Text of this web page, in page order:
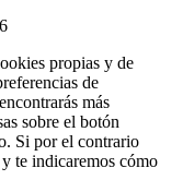
propias y de
de
encontrarás más
sobre el botón
Si por el contrario
te indicaremos cómo